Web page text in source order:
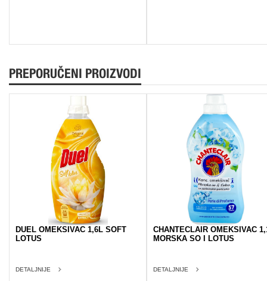
PREPORUČENI PROIZVODI
DUEL OMEKSIVAC 1,6L SOFT
LOTUS
DETALJNIJE
CHANTECLAIR OMEKSIVAC
MORSKA SO I LOTUS
DETALJNIJE